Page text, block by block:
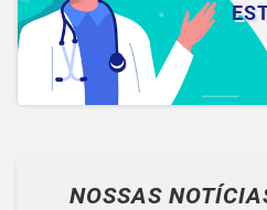
NOSSAS